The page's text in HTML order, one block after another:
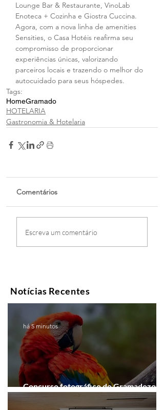
Lounge Bar & Restaurante, VinoLab
Enoteca + Cozinha e Giostra Cuccina.
Agora, com a nova linha de amenities
Sensities, o Casa Hotéis reafirma seu
compromisso de proporcionar
experiências únicas, valorizando
parceiros locais e trazendo o melhor do
autocuidado para seus hóspedes.
Tags:
HomeGramado
HOTELARIA
Gastronomia & Hotelaria
Comentários
Escreva um comentário
Notícias Recentes
Concurso fotográfico do Gramadozoo
entra na reta final de inscrições
há 5 minutos